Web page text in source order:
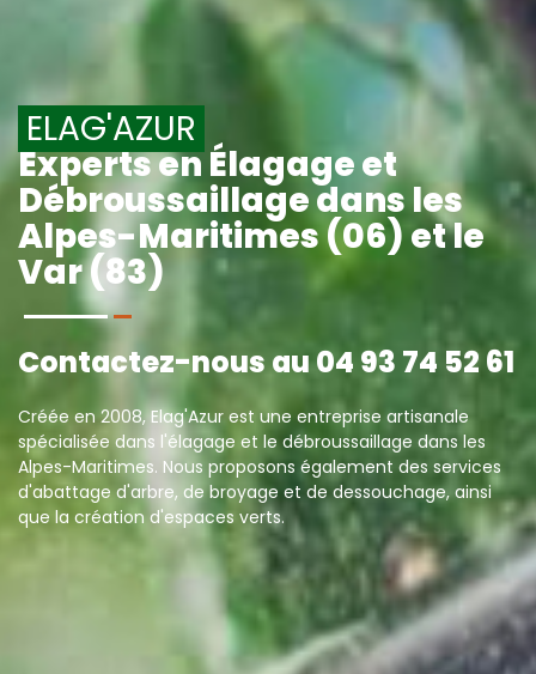
ELAG'AZUR
Experts en Élagage et
Débroussaillage dans les
Alpes-Maritimes (06) et le
Var (83)
Contactez-nous au04 93 74 52 61
Créée en 2008, Elag'Azur est une entreprise artisanale
spécialisée dans l'élagage et le débroussaillage dans les
Alpes-Maritimes. Nous proposons également des services
d'abattage d'arbre, de broyage et de dessouchage, ainsi
que la création d'espaces verts.